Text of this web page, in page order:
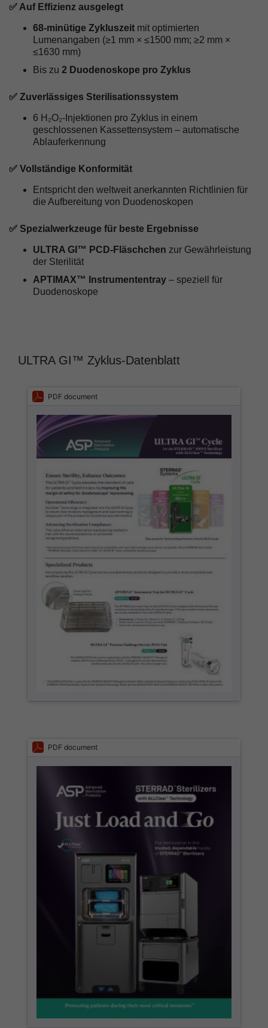
✅ Auf Effizienz ausgelegt
68-minütige Zykluszeit mit optimierten
Lumenangaben (≥1 mm × ≤1500 mm; ≥2 mm ×
≤1630 mm)
Bis zu 2 Duodenoskope pro Zyklus
✅ Zuverlässiges Sterilisationssystem
6 H₂O₂-Injektionen pro Zyklus in einem
geschlossenen Kassettensystem – automatische
Ablauferkennung
✅ Vollständige Konformität
Entspricht den weltweit anerkannten Richtlinien für
die Aufbereitung von Duodenoskopen
✅ Spezialwerkzeuge für beste Ergebnisse
ULTRA GI™ PCD-Fläschchen zur Gewährleistung
der Sterilität
APTIMAX™ Instrumententray – speziell für
Duodenoskope
ULTRA GI™ Zyklus-Datenblatt
PDF document
PDF document